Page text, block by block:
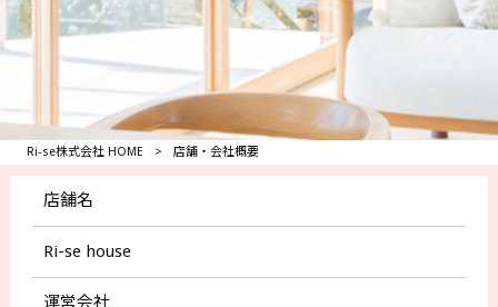
Ri-se株式会社 HOME > 店舗・会社概要
店舗名
Ri-se house
運営会社